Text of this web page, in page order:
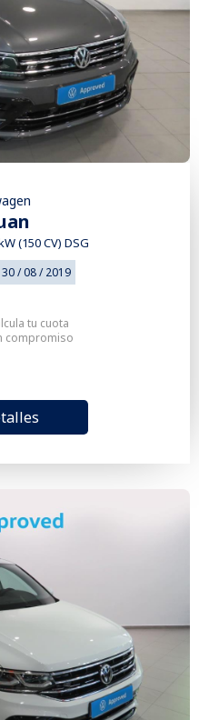
(150 CV) DSG
30 / 08 / 2019
tu cuota
compromiso